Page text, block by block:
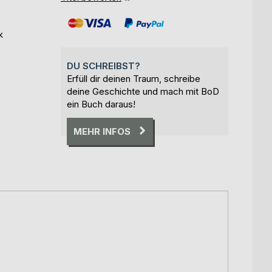
DU SCHREIBST?
Erfüll dir deinen Traum, schreibe
deine Geschichte und mach mit BoD
ein Buch daraus!
MEHR INFOS